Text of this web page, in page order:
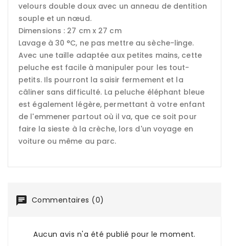
velours double doux avec un anneau de dentition
souple et un nœud.
Dimensions : 27 cm x 27 cm
Lavage à 30 °C, ne pas mettre au sèche-linge.
Avec une taille adaptée aux petites mains, cette
peluche est facile à manipuler pour les tout-
petits. Ils pourront la saisir fermement et la
câliner sans difficulté. La peluche éléphant bleue
est également légère, permettant à votre enfant
de l'emmener partout où il va, que ce soit pour
faire la sieste à la crèche, lors d'un voyage en
voiture ou même au parc.
Commentaires (0)
Aucun avis n'a été publié pour le moment.